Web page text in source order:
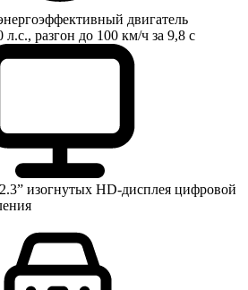
двигатель
разгон до 100 км/ч за 9,8 с
изогнутых HD-дисплея цифровой